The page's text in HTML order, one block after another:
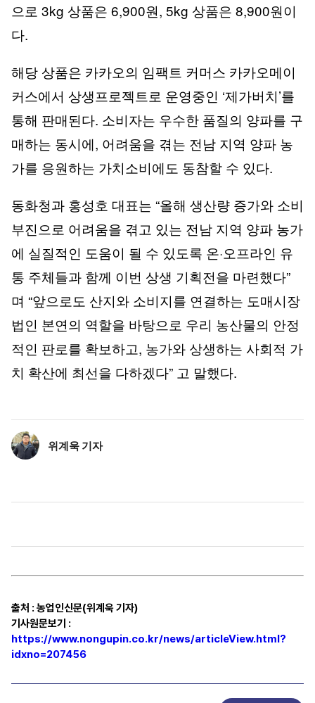
으로 3kg 상품은 6,900원, 5kg 상품은 8,900원이
다.
해당 상품은 카카오의 임팩트 커머스 카카오메이
커스에서 상생프로젝트로 운영중인 ‘제가버치’를
통해 판매된다. 소비자는 우수한 품질의 양파를 구
매하는 동시에, 어려움을 겪는 전남 지역 양파 농
가를 응원하는 가치소비에도 동참할 수 있다.
동화청과 홍성호 대표는 “올해 생산량 증가와 소비
부진으로 어려움을 겪고 있는 전남 지역 양파 농가
에 실질적인 도움이 될 수 있도록 온·오프라인 유
통 주체들과 함께 이번 상생 기획전을 마련했다”
며 “앞으로도 산지와 소비지를 연결하는 도매시장
법인 본연의 역할을 바탕으로 우리 농산물의 안정
적인 판로를 확보하고, 농가와 상생하는 사회적 가
치 확산에 최선을 다하겠다” 고 말했다.
위계욱 기자
출처 : 농업인신문(위계욱 기자)
기사원문보기 :
https://www.nongupin.co.kr/news/articleView.html?
idxno=207456